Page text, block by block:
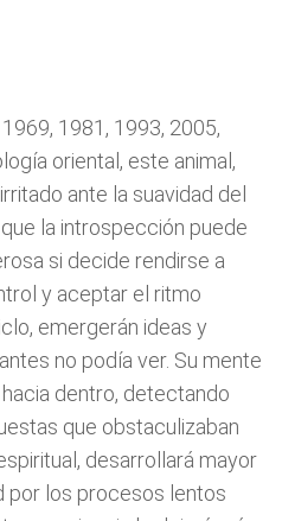
1981, 1993, 2005,
oriental, este animal,
ante la suavidad del
la introspección puede
si decide rendirse a
y aceptar el ritmo
emergerán ideas y
no podía ver. Su mente
dentro, detectando
que obstaculizaban
desarrollará mayor
por los procesos lentos